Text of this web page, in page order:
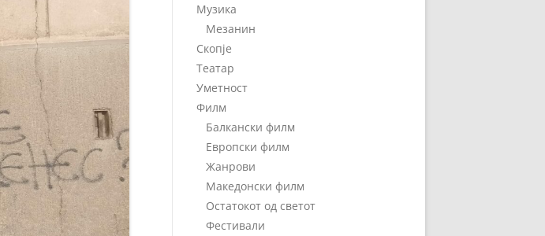
Музика
Мезанин
Скопје
Театар
Уметност
Филм
Балкански филм
Европски филм
Жанрови
Македонски филм
Остатокот од светот
Фестивали